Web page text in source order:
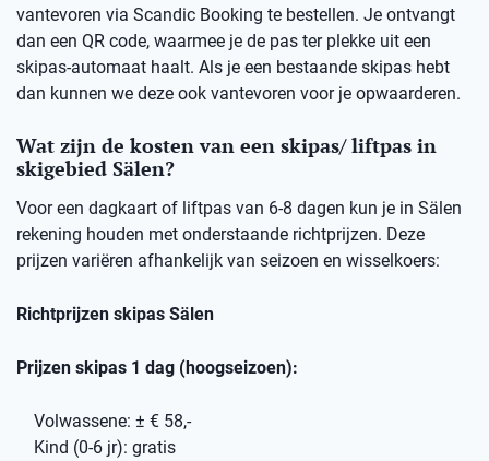
vantevoren via Scandic Booking te bestellen. Je ontvangt
dan een QR code, waarmee je de pas ter plekke uit een
skipas-automaat haalt. Als je een bestaande skipas hebt
dan kunnen we deze ook vantevoren voor je opwaarderen.
Wat zijn de kosten van een skipas/ liftpas in
skigebied Sälen?
Voor een dagkaart of liftpas van 6-8 dagen kun je in Sälen
rekening houden met onderstaande richtprijzen. Deze
prijzen variëren afhankelijk van seizoen en wisselkoers:
Richtprijzen skipas Sälen
Prijzen skipas 1 dag (hoogseizoen):
Volwassene: ± € 58,-
Kind (0-6 jr): gratis